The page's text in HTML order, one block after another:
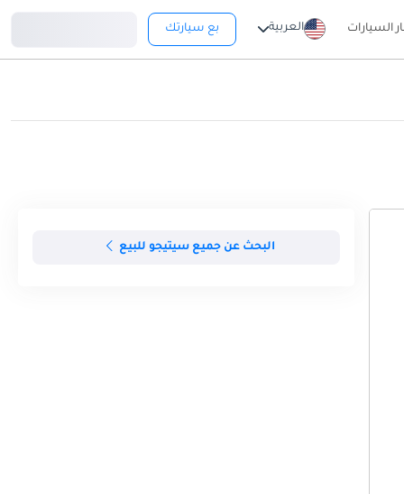
السيارات العربية بع سيارتك
البحث عن جميع سيتيجو للبيع